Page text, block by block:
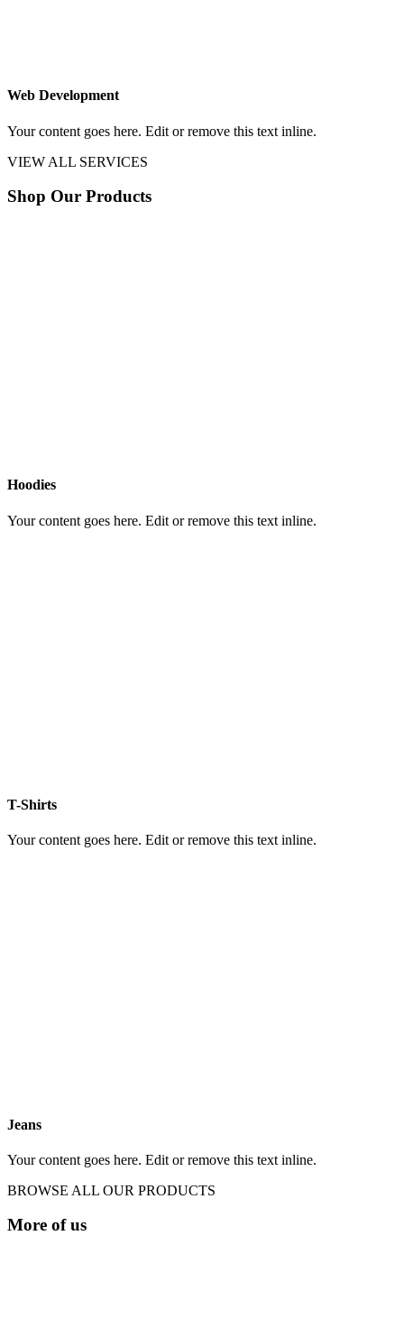
Web Development
Your content goes here. Edit or remove this text inline.
VIEW ALL SERVICES
Shop Our Products
Hoodies
Your content goes here. Edit or remove this text inline.
T-Shirts
Your content goes here. Edit or remove this text inline.
Jeans
Your content goes here. Edit or remove this text inline.
BROWSE ALL OUR PRODUCTS
More of us